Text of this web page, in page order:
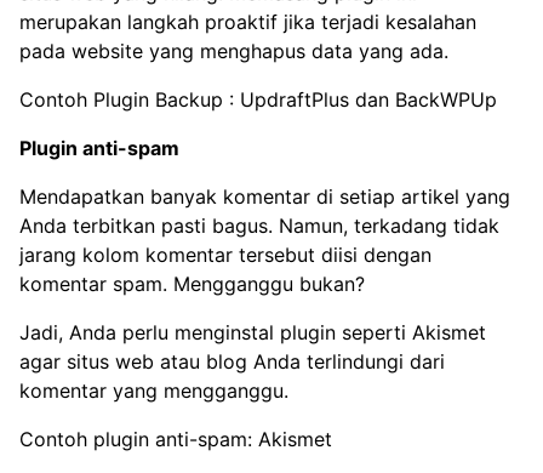
merupakan langkah proaktif jika terjadi kesalahan
pada website yang menghapus data yang ada.
Contoh Plugin Backup : UpdraftPlus dan BackWPUp
Plugin anti-spam
Mendapatkan banyak komentar di setiap artikel yang
Anda terbitkan pasti bagus. Namun, terkadang tidak
jarang kolom komentar tersebut diisi dengan
komentar spam. Mengganggu bukan?
Jadi, Anda perlu menginstal plugin seperti Akismet
agar situs web atau blog Anda terlindungi dari
komentar yang mengganggu.
Contoh plugin anti-spam: Akismet